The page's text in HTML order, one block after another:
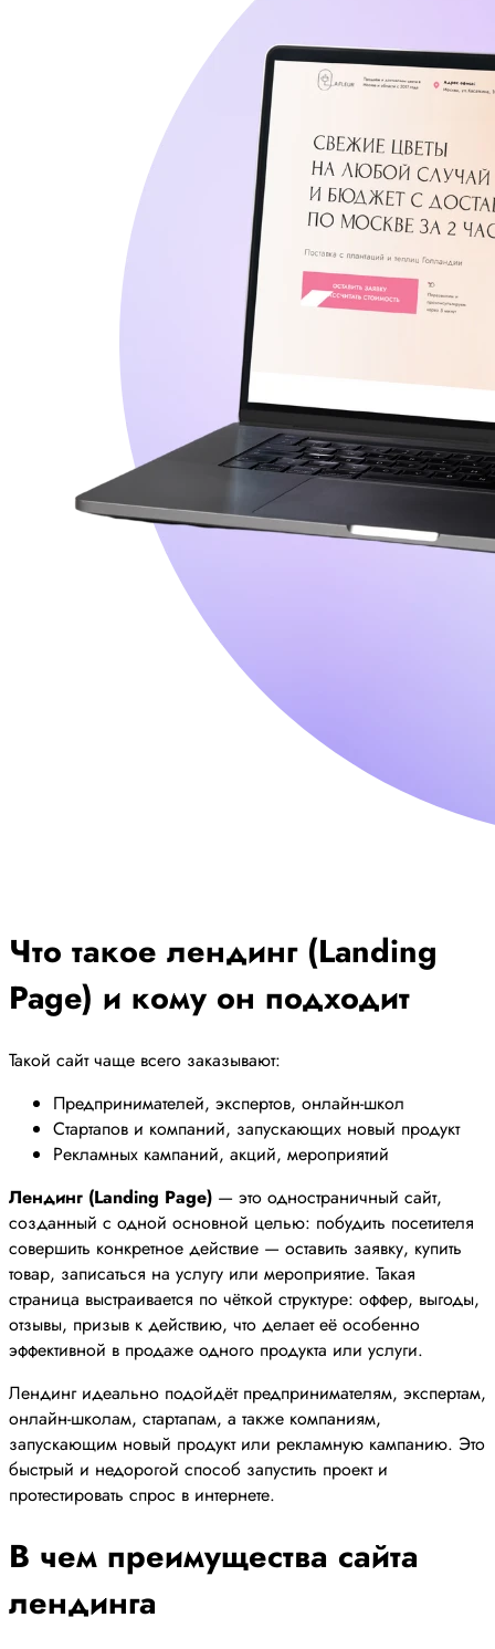
Что такое лендинг (Landing
Page) и кому он подходит
Такой сайт чаще всего заказывают:
Предпринимателей, экспертов, онлайн-школ
Стартапов и компаний, запускающих новый продукт
Рекламных кампаний, акций, мероприятий
Лендинг (Landing Page) — это одностраничный сайт,
созданный с одной основной целью: побудить посетителя
совершить конкретное действие — оставить заявку, купить
товар, записаться на услугу или мероприятие. Такая
страница выстраивается по чёткой структуре: оффер, выгоды,
отзывы, призыв к действию, что делает её особенно
эффективной в продаже одного продукта или услуги.
Лендинг идеально подойдёт предпринимателям, экспертам,
онлайн-школам, стартапам, а также компаниям,
запускающим новый продукт или рекламную кампанию. Это
быстрый и недорогой способ запустить проект и
протестировать спрос в интернете.
В чем преимущества сайта
лендинга